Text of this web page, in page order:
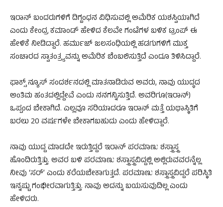
ಇರಾನ್​ ಬಂದರುಗಳಿಗೆ ದಿಗ್ಬಂಧನ ವಿಧಿಸುವಲ್ಲಿ ಅಮೆರಿಕ ಯಶಸ್ವಿಯಾಗಿದೆ
ಎಂದು ಕೇಂದ್ರ ಕಮಾಂಡ್ ಹೇಳಿದ ಕೆಲವೇ ಗಂಟೆಗಳ ಬಳಿಕ ಟ್ರಂಪ್​ ಈ
ಹೇಳಿಕೆ ನೀಡಿದ್ದಾರೆ. ಹರ್ಮುಜ್ ಜಲಸಂಧಿಯಲ್ಲಿ ಹಡಗುಗಳಿಗೆ ಮುಕ್ತ
ಸಂಚಾರದ ಸ್ವಾತಂತ್ರ್ಯವನ್ನು ಅಮೆರಿಕ ಬೆಂಬಲಿಸುತ್ತಿದೆ ಎಂದೂ ತಿಳಿಸಿದ್ದಾರೆ.
ಫಾಕ್ಸ್​​ ನ್ಯೂಸ್​ ಸಂದರ್ಶನದಲ್ಲಿ ಮಾತನಾಡಿರುವ ಅವರು, ನಾವು ಯುದ್ಧದ
ಅಂತಿಮ ಹಂತದಲ್ಲಿದ್ದೇವೆ ಎಂದು ನನಗನ್ನಿಸುತ್ತಿದೆ. ಅವರಿಗೂ(ಇರಾನ್)
ಒಪ್ಪಂದ ಬೇಕಾಗಿದೆ. ಎಲ್ಲವೂ ಸರಿಯಾದರೂ ಇರಾನ್ ಮತ್ತೆ ಯಥಾಸ್ಥಿತಿಗೆ
ಬರಲು 20 ವರ್ಷಗಳೇ ಬೇಕಾಗಬಹುದು ಎಂದು ಹೇಳಿದ್ದಾರೆ.
ನಾವು ಯುದ್ದ ಮಾಡದೇ ಇರುತ್ತಿದ್ದರೆ ಇರಾನ್​ ಪರಮಾಣು ಶಸ್ತ್ರಾಸ್ತ್ರ
ಹೊಂದಿರುತ್ತಿತ್ತು. ಅವರ ಬಳಿ ಪರಮಾಣು ಶಸ್ತ್ರಾಸ್ತ್ರವಿದ್ದಲ್ಲಿ ಅಲ್ಲಿರುವವರನ್ನೆಲ್ಲ
ನೀವು ‘ಸರ್’​ ಎಂದು ಕರೆಯಬೇಕಾಗುತ್ತದೆ. ಪರಮಾಣು ಶಸ್ತ್ರಾಸ್ತ್ರವಿದ್ದರೆ ಪರಿಸ್ಥಿತಿ
ಇನ್ನಷ್ಟು ಗಂಭೀರವಾಗುತ್ತಿತ್ತು. ನಾವು ಅದನ್ನು ಬಯಸುವುದಿಲ್ಲ ಎಂದು
ಹೇಳಿದರು.